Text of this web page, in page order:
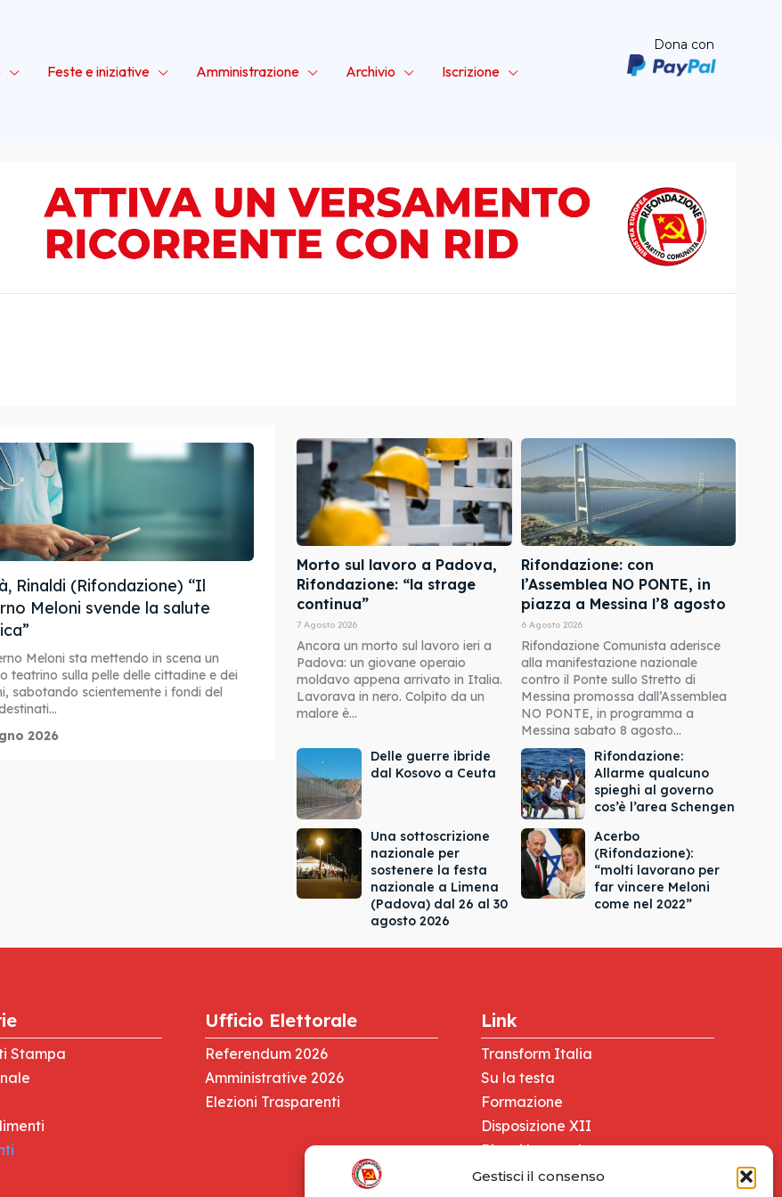
Gestisci il consenso
Feste e iniziative Amministrazione Archivio Iscrizione
Dona con
Rinaldi (Rifondazione) “Il
Meloni svende la salute
Meloni sta mettendo in scena un
teatrino sulla pelle delle cittadine e dei
sabotando scientemente i fondi del
2026
Morto sul lavoro a Padova,
Rifondazione: “la strage
continua”
7 Agosto 2026
Ancora un morto sul lavoro ieri a
Padova: un giovane operaio
moldavo appena arrivato in Italia.
Lavorava in nero. Colpito da un
malore è...
Rifondazione: con
l’Assemblea NO PONTE, in
piazza a Messina l’8 agosto
6 Agosto 2026
Rifondazione Comunista aderisce
alla manifestazione nazionale
contro il Ponte sullo Stretto di
Messina promossa dall’Assemblea
NO PONTE, in programma a
Messina sabato 8 agosto...
Delle guerre ibride
dal Kosovo a Ceuta
Rifondazione:
Allarme qualcuno
spieghi al governo
cos’è l’area Schengen
Una sottoscrizione
nazionale per
sostenere la festa
nazionale a Limena
(Padova) dal 26 al 30
agosto 2026
Acerbo
(Rifondazione):
“molti lavorano per
far vincere Meloni
come nel 2022”
Stampa
Ufficio Elettorale
Referendum 2026
Amministrative 2026
Elezioni Trasparenti
Link
Transform Italia
Su la testa
Formazione
Disposizione XII
Ricevi la newsletter
Tesseramento